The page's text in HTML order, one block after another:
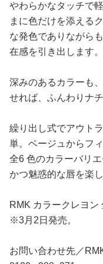
やわらかなタッチで
まに色だけを添える
な発色でありながら
在感を引き出します。
深みのあるカラーも
せれば、ふんわりナ
繰り出し式でアウト
単。ベージュからフ
全6 色のカラーバリ
かつ魅惑的な唇を楽し
RMK カラークレヨン
※3月2日発売。
お問い合わせ先／